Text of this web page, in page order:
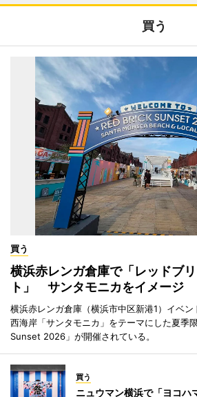
買う
買う
横浜赤レンガ倉庫で「レッドブ
ト」 サンタモニカをイメージ
横浜赤レンガ倉庫（横浜市中区新港1）イベン
西海岸「サンタモニカ」をテーマにした夏季
Sunset 2026」が開催されている。
買う
ニュウマン横浜で「ヨコ